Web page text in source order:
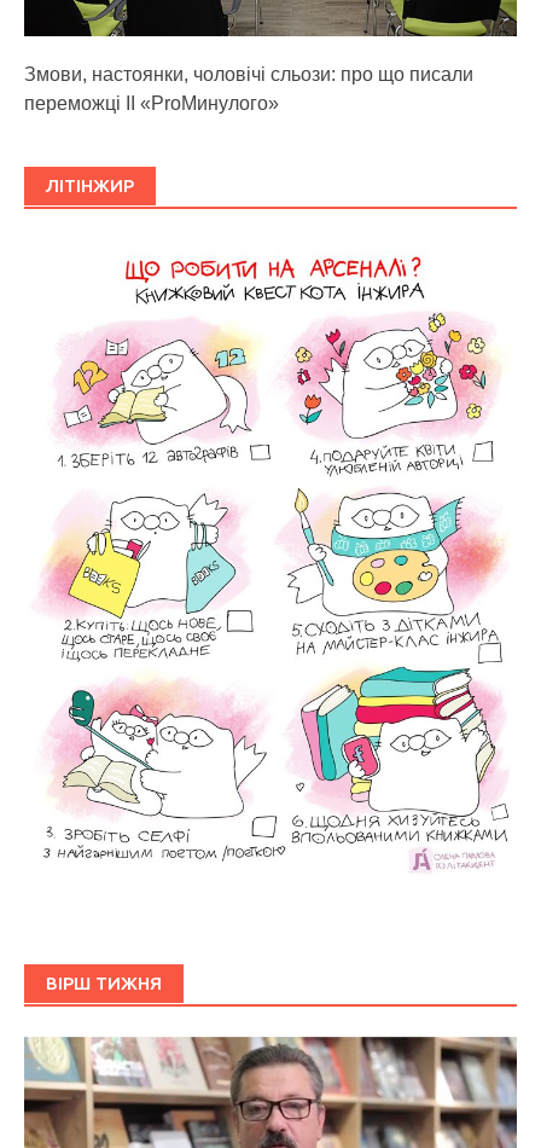
Змови, настоянки, чоловічі сльози: про що писали
переможці ІІ «ProМинулого»
ЛІТІНЖИР
ВІРШ ТИЖНЯ